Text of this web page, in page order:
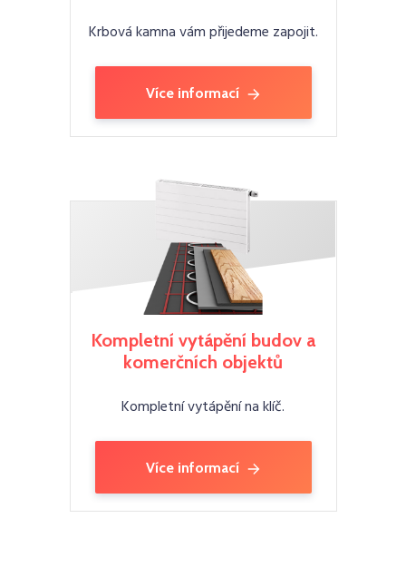
Krbová kamna vám přijedeme zapojit.
Více informací
Kompletní vytápění budov a
komerčních objektů
Kompletní vytápění na klíč.
Více informací